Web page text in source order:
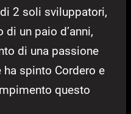
2 soli sviluppatori,
un paio d’anni,
di una passione
spinto Cordero e
questo